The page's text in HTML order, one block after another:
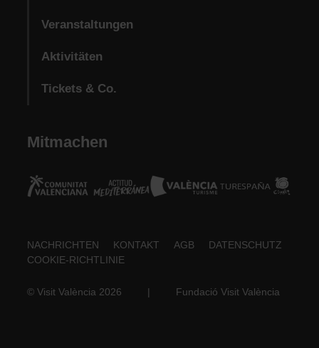
Veranstaltungen
Aktivitäten
Tickets & Co.
Mitmachen
Footer
NACHRICHTEN KONTAKT AGB
DATENSCHUTZ
COOKIE-RICHTLINIE
© Visit València 2026 | Fundació Visit València